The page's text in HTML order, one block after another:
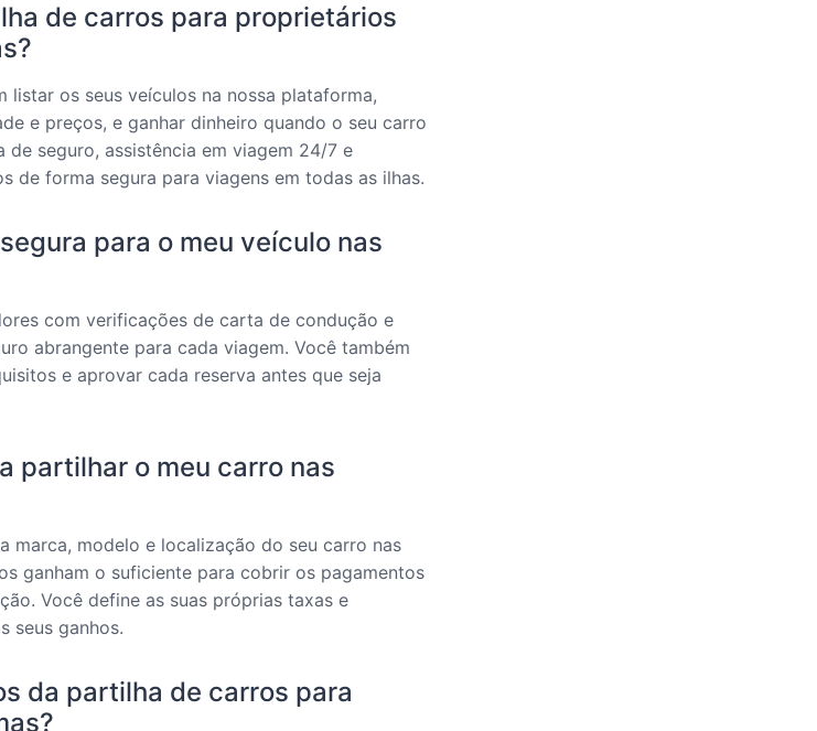
de carros para proprietários
listar os seus veículos na nossa plataforma,
e preços, e ganhar dinheiro quando o seu carro
de seguro, assistência em viagem 24/7 e
de forma segura para viagens em todas as ilhas.
para o meu veículo nas
com verificações de carta de condução e
abrangente para cada viagem. Você também
e aprovar cada reserva antes que seja
partilhar o meu carro nas
marca, modelo e localização do seu carro nas
ganham o suficiente para cobrir os pagamentos
Você define as suas próprias taxas e
seus ganhos.
da partilha de carros para